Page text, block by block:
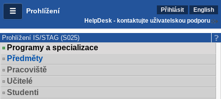
Prohlížení Přihlásit
English
HelpDesk - kontaktujte uživatelskou podporu
Prohlížení IS/STAG (S025)
Programy a specializace
Předměty
Pracoviště
Učitelé
Studenti